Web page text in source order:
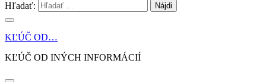
Hľadať:
KĽÚČ OD…
KĽÚČ OD INÝCH INFORMÁCIÍ